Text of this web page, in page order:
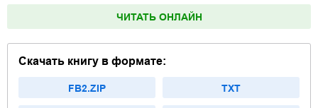
ЧИТАТЬ ОНЛАЙН
Скачать книгу в формате:
FB2.ZIP TXT